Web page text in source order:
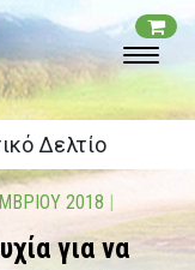
Δελτίο
2018 |
για να